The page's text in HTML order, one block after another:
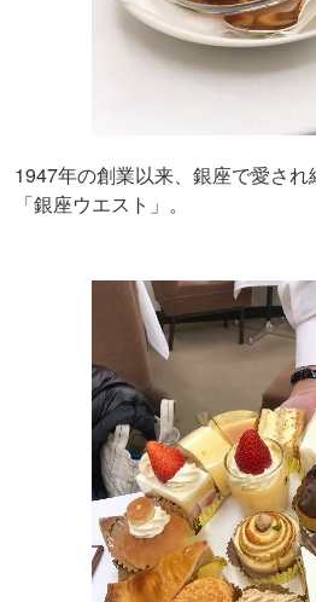
1947年の創業以来、銀座で愛さ
「銀座ウエスト」。